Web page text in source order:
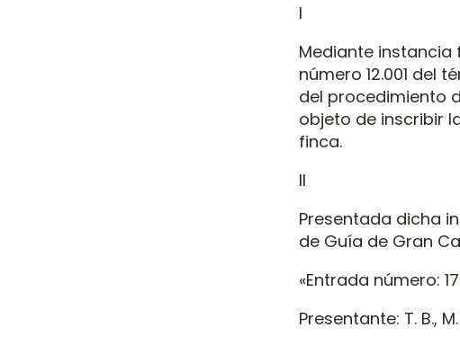
I
Mediante instancia
número 12.001 del
del procedimiento
objeto de inscribir
finca.
II
Presentada dicha
de Guía de Gran
«Entrada número:
Presentante: T. B.,